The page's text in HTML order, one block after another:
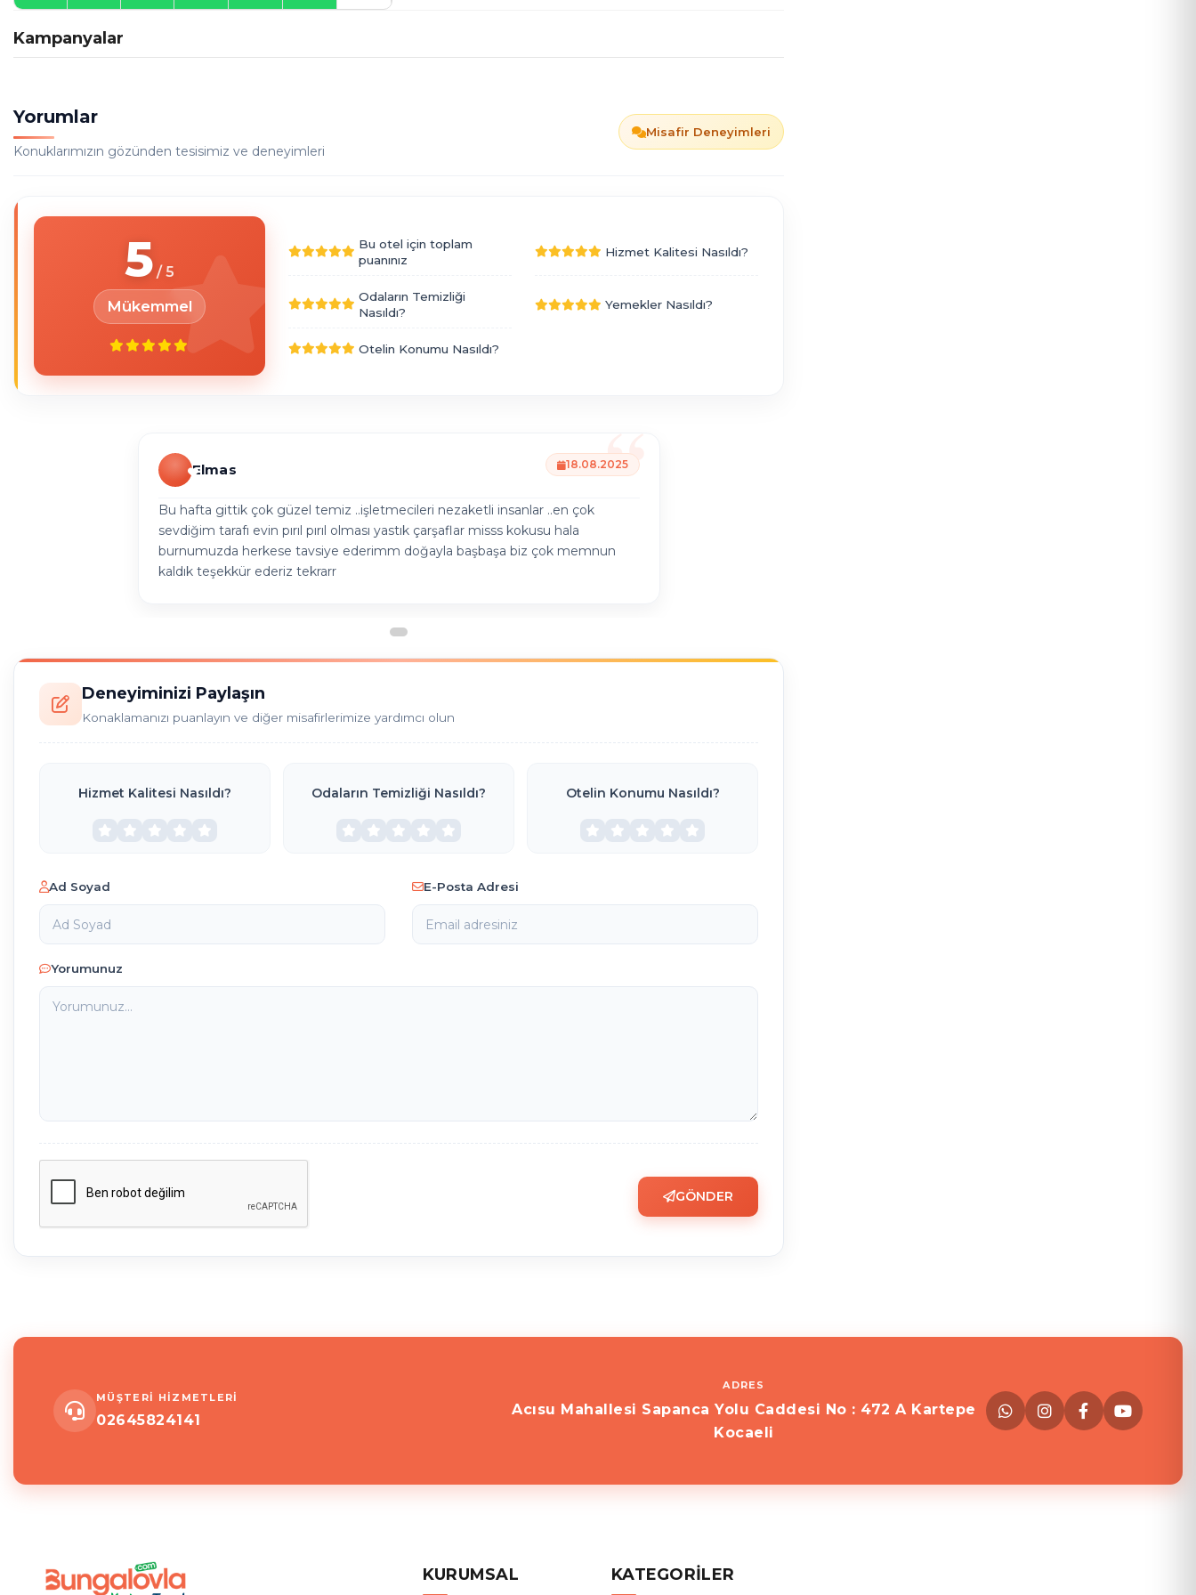
Kampanyalar
Yorumlar
Konuklarımızın gözünden tesisimiz ve deneyimleri
Misafir Deneyimleri
5
Mükemmel
Bu otel için toplam
puanınız
Hizmet Kalitesi Nasıldı?
Odaların Temizliği
Nasıldı?
Yemekler Nasıldı?
Otelin Konumu Nasıldı?
Elmas
Bu hafta gittik çok güzel temiz ..işletmecileri nezaketli insanlar ..en çok
sevdiğim tarafı evin pırıl pırıl olması yastık çarşaflar misss kokusu hala
burnumuzda herkese tavsiye ederimm doğayla başbaşa biz çok memnun
kaldık teşekkür ederiz tekrarr
18.08.2025
Deneyiminizi Paylaşın
Konaklamanızı puanlayın ve diğer misafirlerimize yardımcı olun
Hizmet Kalitesi Nasıldı? Odaların Temizliği Nasıldı? Otelin Konumu Nasıldı?
Ad Soyad E-Posta Adresi
Yorumunuz
GÖNDER
MÜŞTERİ HİZMETLERİ
02645824141
ADRES
Acısu Mahallesi Sapanca Yolu Caddesi No : 472 A Kartepe
Kocaeli
KURUMSAL KATEGORILER